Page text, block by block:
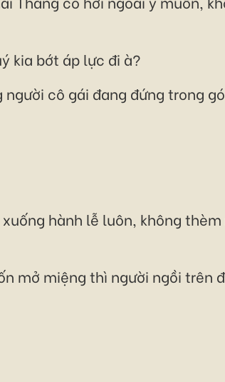
kia bớt áp lực đi à?
cô gái đang đứng trong
hành lễ luôn, không
mở miệng thì người ngồi trên